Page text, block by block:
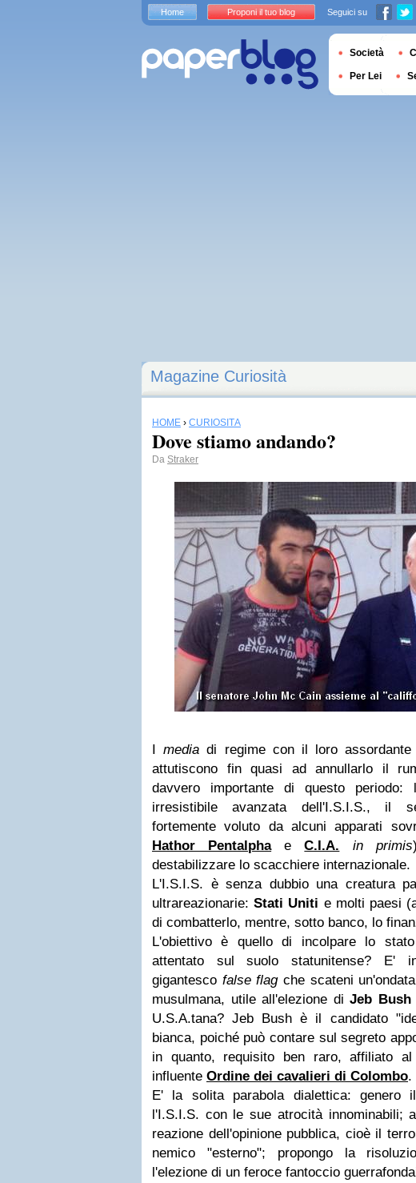
Magazine Curiosità
HOME › CURIOSITÀ
Dove stiamo andando?
Da Straker
Imedia di regime con il loro
attutiscono fin quasi ad annullarlo il
davvero importante di questo periodo:
irresistibile avanzata dell'I.S.I.S., il
fortemente voluto da alcuni apparati
Hathor PentalphaeC.I.A. in primis
destabilizzare lo scacchiere internazionale.
L'I.S.I.S. è senza dubbio una creatura
ultrareazionarie:Stati Uniti e molti paesi
di combatterlo, mentre, sotto banco, lo
L'obiettivo è quello di incolpare lo
attentato sul suolo statunitense? E'
gigantesco false flagche scateni
musulmana, utile all'elezione di Jeb Bush
U.S.A.tana? Jeb Bush è il candidato
bianca, poiché può contare sul segreto
in quanto, requisito ben raro, affiliato
influente Ordine dei cavalieri di Colombo.
E' la solita parabola dialettica: genero
l'I.S.I.S. con le sue atrocità innominabili;
reazione dell'opinione pubblica, cioè il
nemico "esterno"; propongo la
l'elezione di un feroce fantoccio
Home Proponi il tuo blog Seguici su
Società
Per Lei